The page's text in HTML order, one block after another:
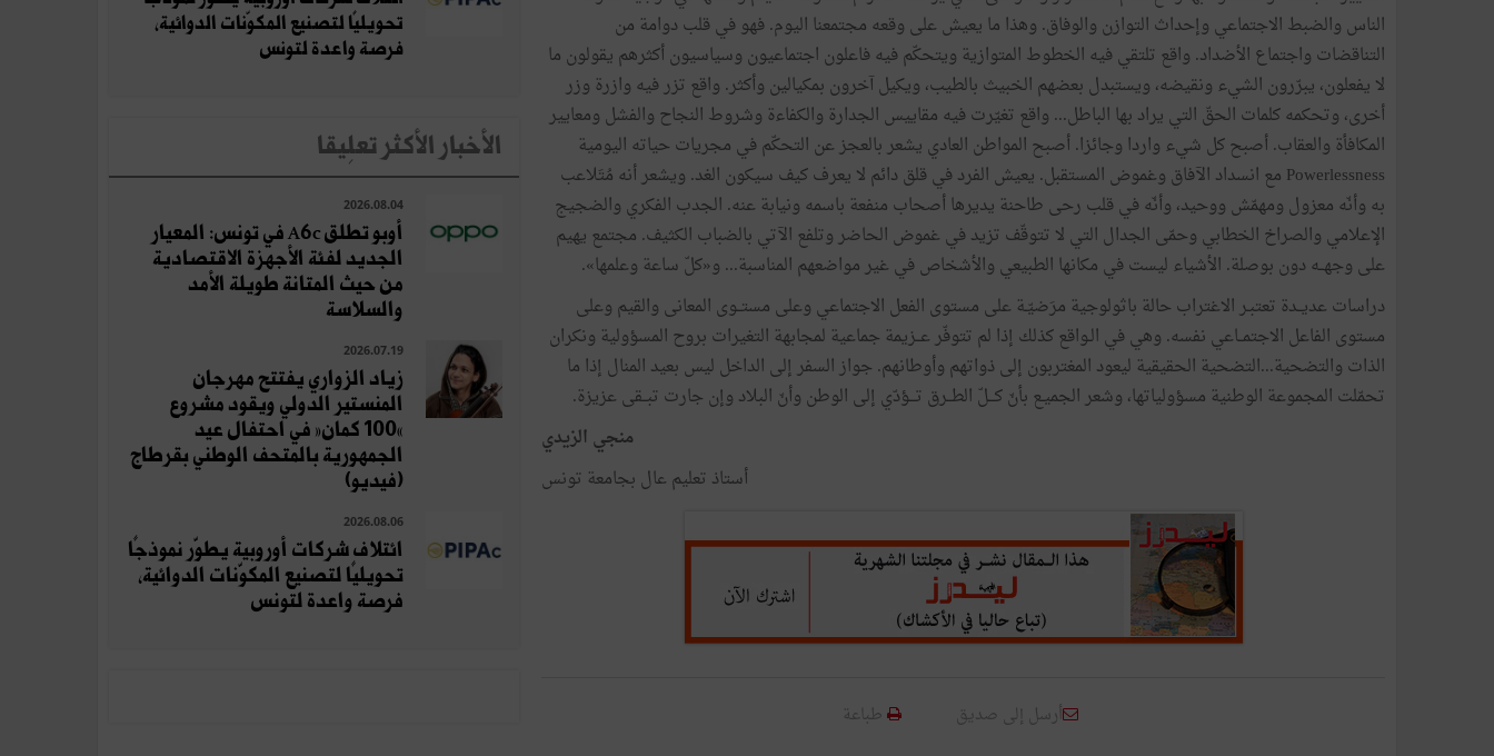
الناس والضبط الاجتماعي وإحداث التوازن والوفاق. وهذا ما يعيش على وقعه مجتمعنا اليوم. فهو في قلب دوامة من
التناقضات واجتماع الأضداد. واقع تلتقي فيه الخطوط المتوازية ويتحكّم فيه فاعلون اجتماعيون وسياسيون أكثرهم يقولون ما
لا يفعلون، يبرّرون الشيء ونقيضه، ويستبدل بعضهم الخبيث بالطيب، ويكيل آخرون بمكيالين وأكثر. واقع تزر فيه وازرة وزر
أخرى، وتحكمه كلمات الحقّ التي يراد بها الباطل... واقع تغيّرت فيه مقاييس الجدارة والكفاءة وشروط النجاح والفشل ومعايير
المكافأة والعقاب. أصبح كل شيء واردا وجائزا. أصبح المواطن العادي يشعر بالعجز عن التحكّم في مجريات حياته اليومية
Powerlessness مع انسداد الآفاق وغموض المستقبل. يعيش الفرد في قلق دائم لا يعرف كيف سيكون الغد. ويشعر أنه مُتَلاعب
به وأنّه معزول ومهمّش ووحيد، وأنّه في قلب رحى طاحنة يديرها أصحاب منفعة باسمه ونيابة عنه. الجدب الفكري والضجيج
الإعلامي والصراخ الخطابي وحمّى الجدال التي لا تتوقّف تزيد في غموض الحاضر وتلفع الآتي بالضباب الكثيف. مجتمع يهيم
على وجهــه دون بوصلة. الأشياء ليست في مكانها الطبيعي والأشخاص في غير مواضعهم المناسبة... و«كلّ ساعة وعلمها».
دراسات عديــدة تعتبـر الاغتراب حالة باثولوجية مرَضيّـة على مستوى الفعل الاجتماعي وعلى مستــوى المعانى والقيم وعلى
مستوى الفاعل الاجتمــاعي نفسه. وهي في الـواقع كذلك إذا لم تتوفّر عــزيمة جماعية لمجابهة التغيرات بروح المسؤولية ونكران
الذات والتضحية...التضحية الحقيقية ليعود المغتربون إلى ذواتهم وأوطانهم. جواز السفر إلى الداخل ليس بعيد المنال إذا ما
تحمّلت المجموعة الوطنية مسؤولياتها، وشعر الجميـع بأنّ كـــلّ الطــرق تـــؤدّي إلى الوطن وأنّ البلاد وإن جارت تبــقى عزيزة.
منجي الزيدي
أستاذ تعليم عال بجامعة تونس
أرسل إلى صديق طباعة
تحويليًا لتصنيع المكوّنات الدوائية،
فرصة واعدة لتونس
الأخبار الأكثر تعلِيقا
2026.08.04
أوبو تطلق A6c في تونس: المعيار
الجديد لفئة الأجهزة الاقتصادية
من حيث المتانة طويلة الأمد
والسلاسة
2026.07.19
زياد الزواري يفتتح مهرجان
المنستير الدولي ويقود مشروع
«100 كمان» في احتفال عيد
الجمهورية بالمتحف الوطني بقرطاج
(فيديو)
2026.08.06
ائتلاف شركات أوروبية يطوّر نموذجًا
تحويليًا لتصنيع المكوّنات الدوائية،
فرصة واعدة لتونس